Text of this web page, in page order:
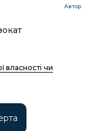
Автор
власності чи